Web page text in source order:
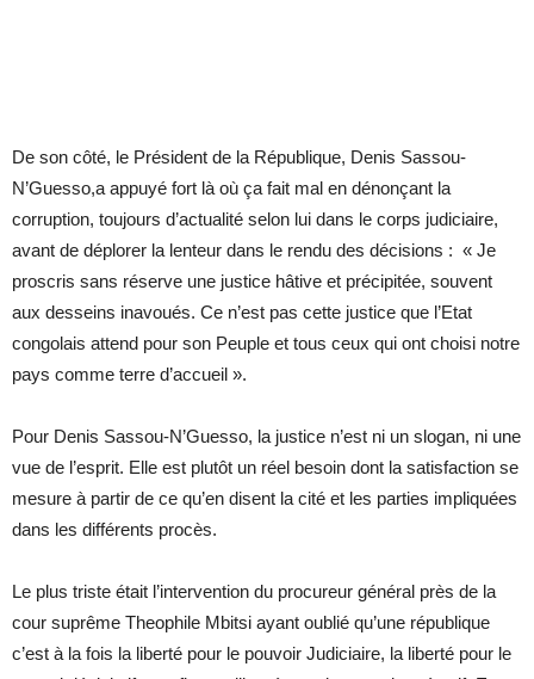
De son côté, le Président de la République, Denis Sassou-
N’Guesso,a appuyé fort là où ça fait mal en dénonçant la
corruption, toujours d’actualité selon lui dans le corps judiciaire,
avant de déplorer la lenteur dans le rendu des décisions : « Je
proscris sans réserve une justice hâtive et précipitée, souvent
aux desseins inavoués. Ce n’est pas cette justice que l’Etat
congolais attend pour son Peuple et tous ceux qui ont choisi notre
pays comme terre d’accueil ».
Pour Denis Sassou-N’Guesso, la justice n’est ni un slogan, ni une
vue de l’esprit. Elle est plutôt un réel besoin dont la satisfaction se
mesure à partir de ce qu’en disent la cité et les parties impliquées
dans les différents procès.
Le plus triste était l’intervention du procureur général près de la
cour suprême Theophile Mbitsi ayant oublié qu’une république
c’est à la fois la liberté pour le pouvoir Judiciaire, la liberté pour le